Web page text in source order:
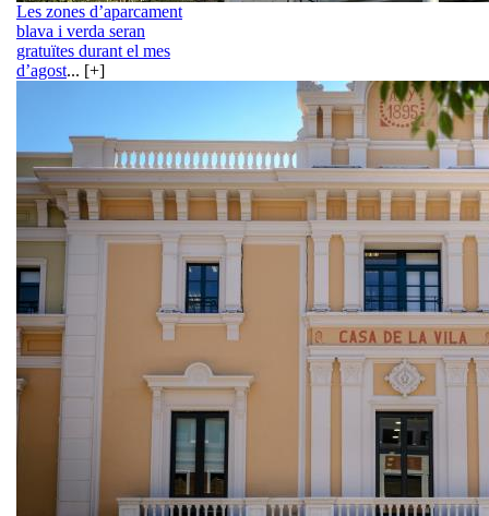
Les zones d’aparcament
blava i verda seran
gratuïtes durant el mes
d’agost... [+]